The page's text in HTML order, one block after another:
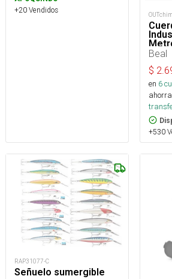
+20 Vendidos
Beal
$
en 6
+530
RAP31077-C
Señuelo sumergible